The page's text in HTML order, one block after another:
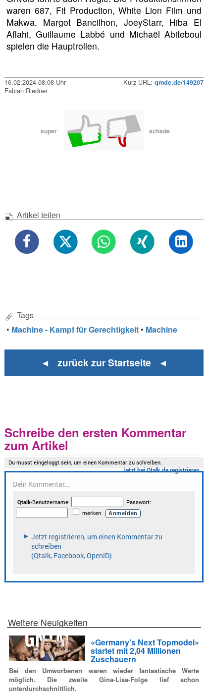
waren 687, Fit Production, White Lion Film und
Makwa. Margot Bancilhon, JoeyStarr, Hiba El
Aflahi, Guillaume Labbé und Michaël Abiteboul
spielen die Hauptrollen.
16.02.2024 08:08 Uhr Kurz-URL: qmde.de/149207
Fabian Riedner
super schade
Artikel teilen
Tags
• Machine - Kampf für Gerechtigkeit • Machine
◄ zurück zur Startseite ◄
Schreibe den ersten Kommentar
zum Artikel
Weitere Neuigkeiten
«Germany’s Next Topmodel»
startet mit 2,04 Millionen
Zuschauern
Bei den Umworbenen waren wieder fantastische Werte
möglich. Die zweite Gina-Lisa-Folge lief schon
unterdurchschnittlich.